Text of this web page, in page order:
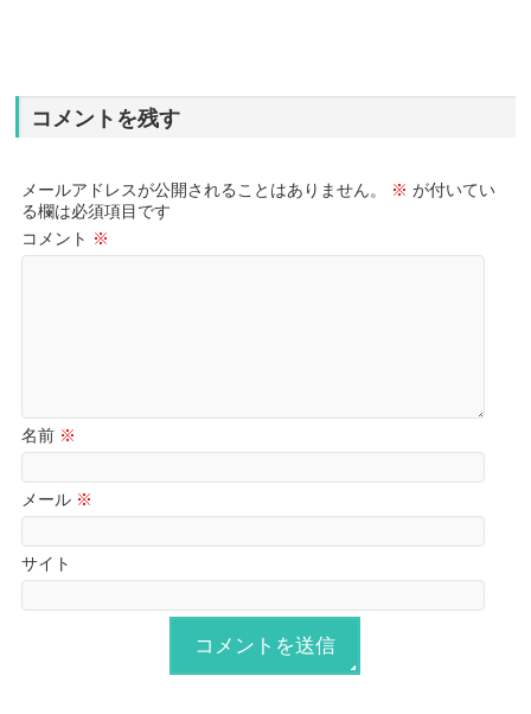
コメントを残す
メールアドレスが公開されることはありません。 ※ が付いてい
る欄は必須項目です
コメント ※
名前 ※
メール ※
サイト